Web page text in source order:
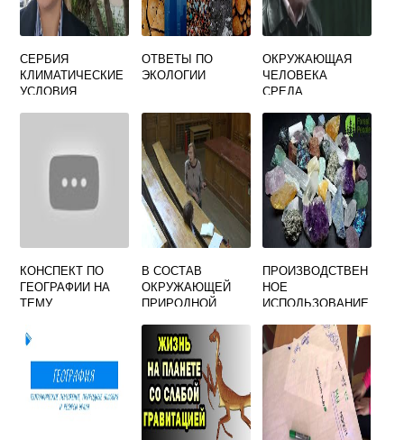
СЕРБИЯ
КЛИМАТИЧЕСКИЕ
УСЛОВИЯ
ОТВЕТЫ ПО
ЭКОЛОГИИ
ОКРУЖАЮЩАЯ
ЧЕЛОВЕКА
СРЕДА
СОВОКУПНОСТЬ
Ю ФАКТОРОВ
СПОСОБНЫХ В
ДАННЫЙ МОМЕНТ
ОКАЗЫВАТЬ
КОНСПЕКТ ПО
ГЕОГРАФИИ НА
ТЕМУ
РЕСУРСЫ
ЗЕМНОЙ КОРЫ
В СОСТАВ
ОКРУЖАЮЩЕЙ
ПРИРОДНОЙ
ПРОИЗВОДСТВЕН
НОЕ
ИСПОЛЬЗОВАНИЕ
РЕСУРСОВ